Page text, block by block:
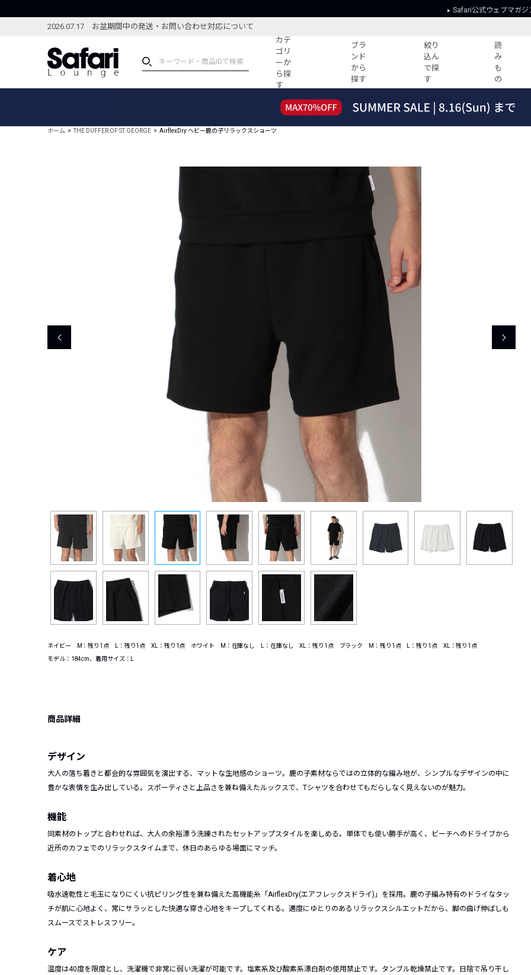
Safari公式ウェブマガジ
2026.07.17 お盆期間中の発送・お問い合わせ対応について
カテ
ゴリ
ーか
ら探
す
ブラ
ンド
から
探す
絞り
込ん
で探
す
読
み
も
の
ブランドから探す
特集記事
コーディネート
すべての記事
HOTなコーデ TOP20
新ブランドご紹介！
人気記事ランキング
バイヤーズ レコメンド
今週の別注アイテム
ウィークリーコーデ
レコメンドアイテム
ピックアップアイテム
フォーカスブランド
セールおすすめアイテム
人気アイテム TOP 15
特定商取引に
ホーム THE DUFFER OF ST.GEORGE AirflexDry ヘビー鹿の子リラックスショーツ
ネイビー M：残り1点 L：残り1点 XL：残り1点 ホワイト M：在庫なし L：在庫なし XL：残り1点 ブラック M：残り1点 L：残り1点 XL：残り1点
モデル：184cm、着用サイズ：L
商品詳細
デザイン
大人の落ち着きと都会的な雰囲気を演出する、マットな生地感のショーツ。鹿の子素材ならではの立体的な編み地が、シンプルなデザインの中に
豊かな表情を生み出している。スポーティさと上品さを兼ね備えたルックスで、Tシャツを合わせてもだらしなく見えないのが魅力。
機能
同素材のトップと合わせれば、大人の余裕漂う洗練されたセットアップスタイルを楽しめる。単体でも使い勝手が高く、ビーチへのドライブから
近所のカフェでのリラックスタイムまで、休日のあらゆる場面にマッチ。
着心地
吸水速乾性と毛玉になりにくい抗ピリング性を兼ね備えた高機能糸「AirflexDry(エアフレックスドライ)」を採用。鹿の子編み特有のドライなタッ
チが肌に心地よく、常にサラッとした快適な穿き心地をキープしてくれる。適度にゆとりのあるリラックスシルエットだから、脚の曲げ伸ばしも
スムースでストレスフリー。
ケア
温度は40度を限度とし、洗濯機で非常に弱い洗濯が可能です。塩素系及び酸素系漂白剤の使用禁止です。タンブル乾燥禁止です。日陰で吊り干し